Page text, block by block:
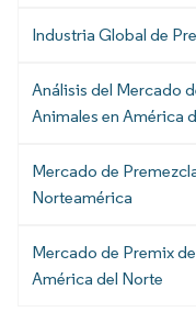
Industria Global de
Análisis del Mercado
Animales en América
Mercado de
Norteamérica
Mercado de Premix
América del Norte